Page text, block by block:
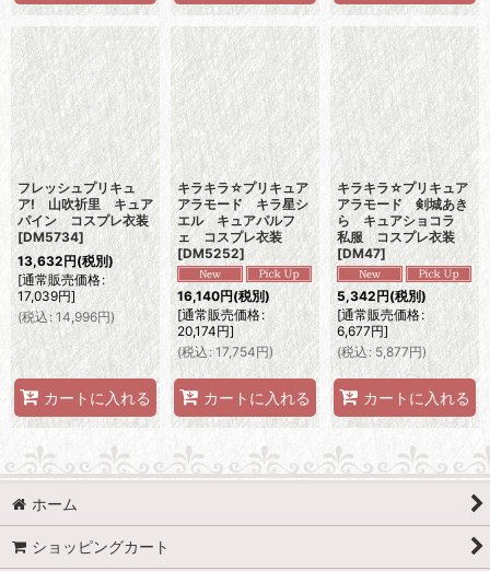
フレッシュプリキュ
ア! 山吹祈里 キュア
パイン コスプレ衣装
[DM5734]
13,632円(税別)
[通常販売価格:
17,039円]
(税込: 14,996円)
カートに入れる
キラキラ☆プリキュア
アラモード キラ星シ
エル キュアパルフ
ェ コスプレ衣装
[DM5252]
16,140円(税別)
[通常販売価格:
20,174円]
(税込: 17,754円)
カートに入れる
キラキラ☆プリキュア
アラモード 剣城あき
ら キュアショコラ
私服 コスプレ衣装
[DM47]
5,342円(税別)
[通常販売価格:
6,677円]
(税込: 5,877円)
カートに入れる
ホーム
ショッピングカート